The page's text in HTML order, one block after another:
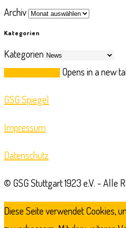
Archiv
Kategorien
Kategorien
Opens in a new
GSG Spiegel
Impressum
Datenschutz
© GSG Stuttgart 1923 e.V. - Alle
Diese Seite verwendet Cookies,